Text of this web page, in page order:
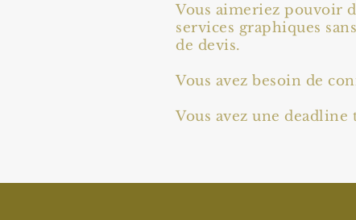
Vous aimeriez pouvoir
services graphiques
de devis.
Vous avez besoin de
Vous avez une